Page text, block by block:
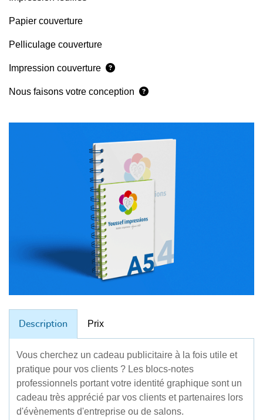
Papier couverture
Pelliculage couverture
Impression couverture
Nous faisons votre conception
Description Prix
Vous cherchez un cadeau publicitaire à la fois utile et
pratique pour vos clients ? Les blocs-notes
professionnels portant votre identité graphique sont un
cadeau très apprécié par vos clients et partenaires lors
d'évènements d'entreprise ou de salons.